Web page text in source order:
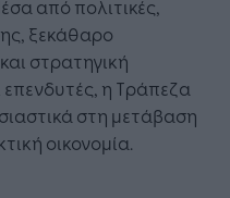
από πολιτικές,
ξεκάθαρο
στρατηγική
επενδυτές, η Τράπεζα
στη μετάβαση
οικονομία.